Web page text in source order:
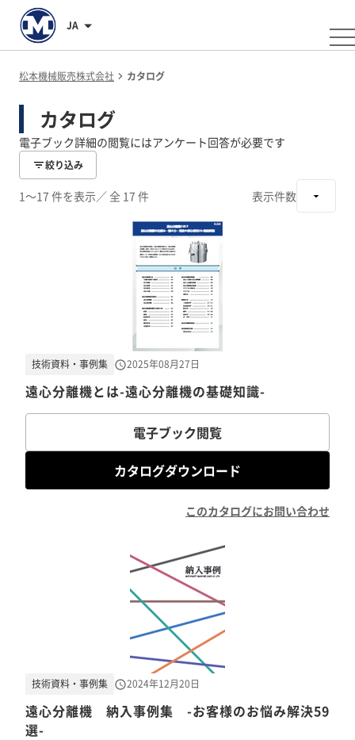
JA
松本機械販売株式会社 カタログ
カタログ
電子ブック詳細の閲覧にはアンケート回答が必要です
絞り込み
1～17 件を表示／ 全 17 件 表示件数
遠心分離機とは-遠心分離機の基礎知識-
技術資料・事例集 2025年08月27日
電子ブック閲覧
カタログダウンロード
このカタログにお問い合わせ
遠心分離機 納入事例集 -お客様のお悩み解決59
選-
技術資料・事例集 2024年12月20日